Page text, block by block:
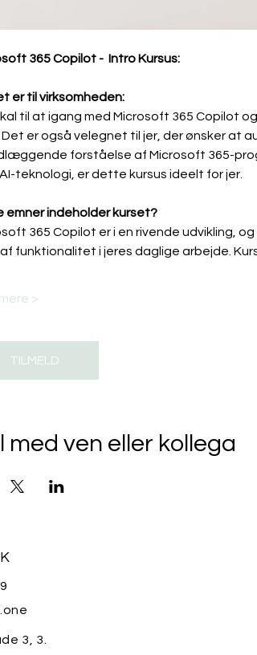
365 Copilot -  Intro Kursus:
er til virksomheden:
til at igang med Microsoft 365 Copilot
Det er også velegnet til jer, der ønsker at
forståelse af Microsoft 365-
teknologi, er dette kursus ideelt for jer.
emner indeholder kurset?
365 Copilot er i en rivende udvikling,
funktionalitet i jeres daglige arbejde.
>
TILMELD
med ven eller kollega
3, 3.